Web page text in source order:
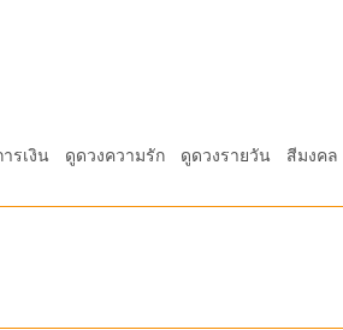
รเงิน ดูดวงความรัก ดูดวงรายวัน สีมงคล